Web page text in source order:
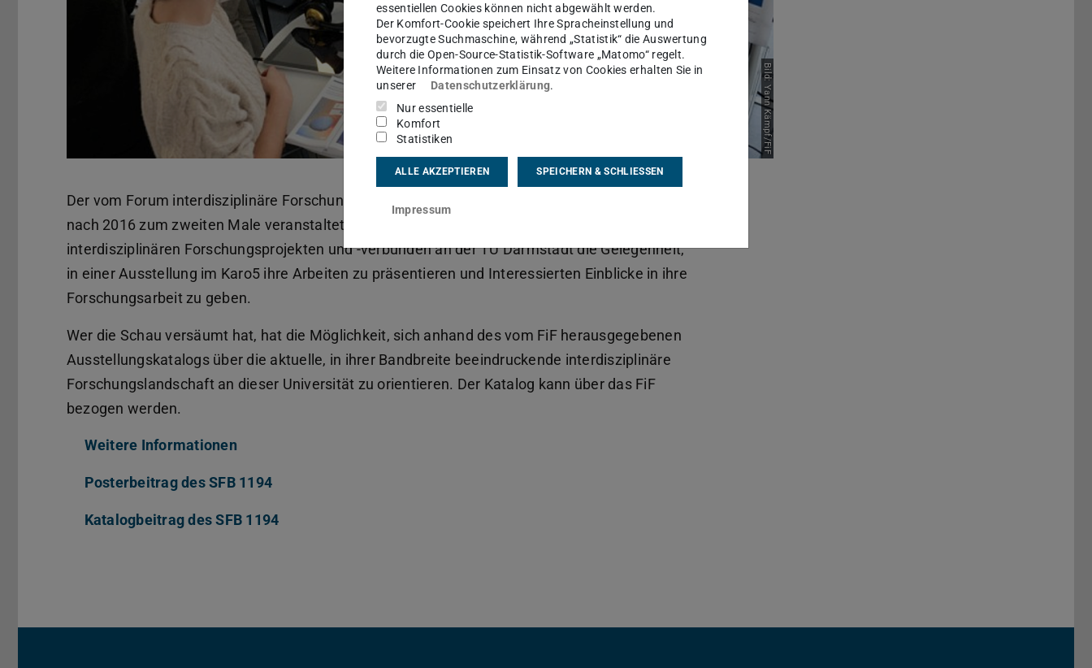
Bild: Yann Kämpf/FiF
Der vom Forum interdisziplinäre Forschung der TU Darmstadt (FiF) am 5. November 2018
nach 2016 zum zweiten Male veranstaltete „Tag der Interdisziplinarität“ bot über dreißig
interdisziplinären Forschungsprojekten und -verbünden an der TU Darmstadt die Gelegenheit,
in einer Ausstellung im Karo5 ihre Arbeiten zu präsentieren und Interessierten Einblicke in ihre
Forschungsarbeit zu geben.
Wer die Schau versäumt hat, hat die Möglichkeit, sich anhand des vom FiF herausgegebenen
Ausstellungskatalogs über die aktuelle, in ihrer Bandbreite beeindruckende interdisziplinäre
Forschungslandschaft an dieser Universität zu orientieren. Der Katalog kann über das FiF
bezogen werden.
Weitere Informationen
Posterbeitrag des SFB 1194
Katalogbeitrag des SFB 1194
essentiellen Cookies können nicht abgewählt werden.
Der Komfort-Cookie speichert Ihre Spracheinstellung und
bevorzugte Suchmaschine, während „Statistik“ die Auswertung
durch die Open-Source-Statistik-Software „Matomo“ regelt.
Weitere Informationen zum Einsatz von Cookies erhalten Sie in
unserer
Datenschutzerklärung.
Nur essentielle
Komfort
Statistiken
ALLE AKZEPTIEREN SPEICHERN & SCHLIESSEN
Impressum